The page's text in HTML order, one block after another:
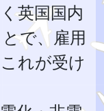
英国国内
で、雇用
れが受け